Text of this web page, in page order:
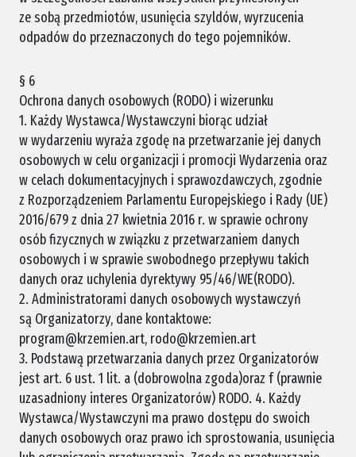
ze sobą przedmiotów, usunięcia szyldów, wyrzucenia
odpadów do przeznaczonych do tego pojemników.
§ 6
Ochrona danych osobowych (RODO) i wizerunku
1. Każdy Wystawca/Wystawczyni biorąc udział
w wydarzeniu wyraża zgodę na przetwarzanie jej danych
osobowych w celu organizacji i promocji Wydarzenia oraz
w celach dokumentacyjnych i sprawozdawczych, zgodnie
z Rozporządzeniem Parlamentu Europejskiego i Rady (UE)
2016/679 z dnia 27 kwietnia 2016 r. w sprawie ochrony
osób fizycznych w związku z przetwarzaniem danych
osobowych i w sprawie swobodnego przepływu takich
danych oraz uchylenia dyrektywy 95/46/WE(RODO).
2. Administratorami danych osobowych wystawczyń
są Organizatorzy, dane kontaktowe:
program@krzemien.art, rodo@krzemien.art
3. Podstawą przetwarzania danych przez Organizatorów
jest art. 6 ust. 1 lit. a (dobrowolna zgoda)oraz f (prawnie
uzasadniony interes Organizatorów) RODO. 4. Każdy
Wystawca/Wystawczyni ma prawo dostępu do swoich
danych osobowych oraz prawo ich sprostowania, usunięcia